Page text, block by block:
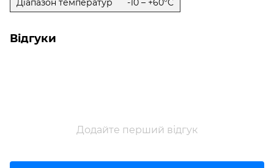
Відгуки
Додайте перший відгук